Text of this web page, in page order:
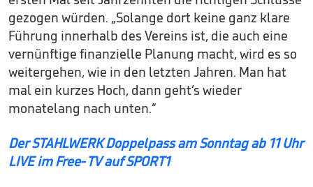
gezogen würden. „Solange dort keine ganz klare
Führung innerhalb des Vereins ist, die auch eine
vernünftige finanzielle Planung macht, wird es so
weitergehen, wie in den letzten Jahren. Man hat
mal ein kurzes Hoch, dann geht‘s wieder
monatelang nach unten.“
Der STAHLWERK Doppelpass am Sonntag ab 11 Uhr
LIVE im Free-TV auf SPORT1